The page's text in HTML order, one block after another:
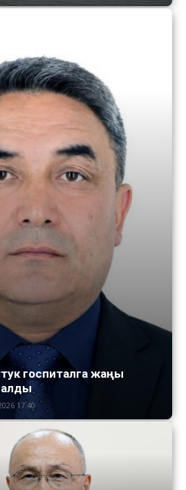
госпиталга жаңы
17:40